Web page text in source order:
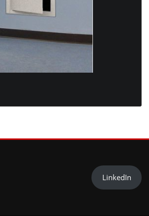
LinkedIn